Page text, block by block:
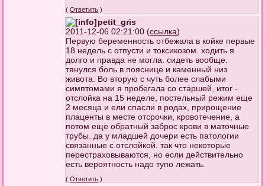
(Ответить )
petit_gris
2011-12-06 02:21:00 (ссылка)
Первую беременность отбежала в койке первые
18 недель с отпусти и токсикозом. ходить я
долго и правда не могла. сидеть вообще.
тянулся боль в пояснице и каменный низ
живота. Во вторую с чуть более слабыми
симптомами я пробегала со старшей, итог -
отслойка на 15 неделе, постельный режим еще
2 месяца и ели спасли в родах, прирощение
плаценты в месте отсрочки, кровотечение, а
потом еще обратный заброс крови в маточные
трубы. да у младшей дочери есть патологии
связанные с отслойкой. так что некоторые
перестраховываются, но если действительно
есть вероятность надо тупо лежать.
(Ответить )